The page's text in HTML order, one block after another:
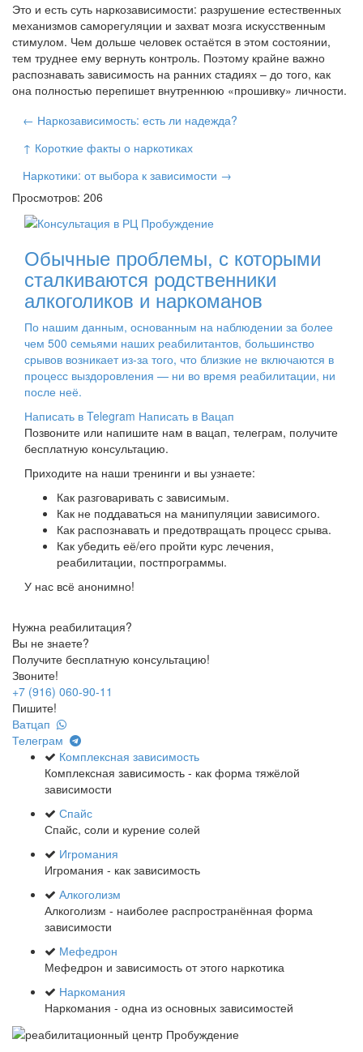
Это и есть суть наркозависимости: разрушение естественных
механизмов саморегуляции и захват мозга искусственным
стимулом. Чем дольше человек остаётся в этом состоянии,
тем труднее ему вернуть контроль. Поэтому крайне важно
распознавать зависимость на ранних стадиях – до того, как
она полностью перепишет внутреннюю «прошивку» личности.
← Наркозависимость: есть ли надежда?
↑ Короткие факты о наркотиках
Наркотики: от выбора к зависимости →
Просмотров: 206
Обычные проблемы, с которыми
сталкиваются родственники
алкоголиков и наркоманов
По нашим данным, основанным на наблюдении за более
чем 500 семьями наших реабилитантов, большинство
срывов возникает из-за того, что близкие не включаются в
процесс выздоровления — ни во время реабилитации, ни
после неё.
Написать в Telegram Написать в Вацап
Позвоните или напишите нам в вацап, телеграм, получите
бесплатную консультацию.
Приходите на наши тренинги и вы узнаете:
Как разговаривать с зависимым.
Как не поддаваться на манипуляции зависимого.
Как распознавать и предотвращать процесс срыва.
Как убедить её/его пройти курс лечения,
реабилитации, постпрограммы.
У нас всё анонимно!
Нужна реабилитация?
Вы не знаете?
Получите бесплатную консультацию!
Звоните!
+7 (916) 060-90-11
Пишите!
Ватцап
Телеграм
Комплексная зависимость
Комплексная зависимость - как форма тяжёлой
зависимости
Спайс
Спайс, соли и курение солей
Игромания
Игромания - как зависимость
Алкоголизм
Алкоголизм - наиболее распространённая форма
зависимости
Мефедрон
Мефедрон и зависимость от этого наркотика
Наркомания
Наркомания - одна из основных зависимостей